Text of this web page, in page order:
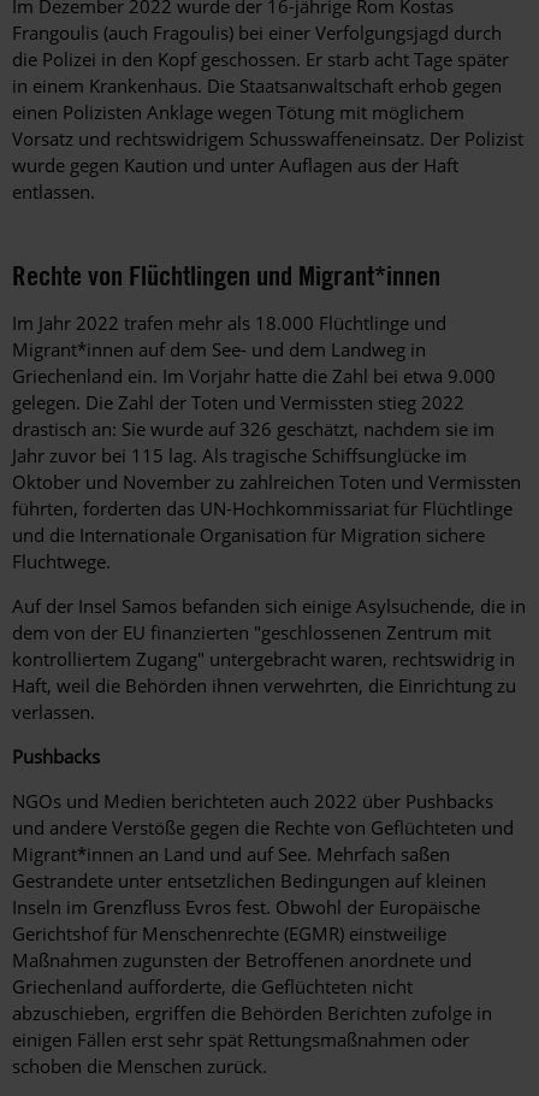
Im Dezember 2022 wurde der 16-jährige Rom Kostas
Frangoulis (auch Fragoulis) bei einer Verfolgungsjagd durch
die Polizei in den Kopf geschossen. Er starb acht Tage später
in einem Krankenhaus. Die Staatsanwaltschaft erhob gegen
einen Polizisten Anklage wegen Tötung mit möglichem
Vorsatz und rechtswidrigem Schusswaffeneinsatz. Der Polizist
wurde gegen Kaution und unter Auflagen aus der Haft
entlassen.
Rechte von Flüchtlingen und Migrant*innen
Im Jahr 2022 trafen mehr als 18.000 Flüchtlinge und
Migrant*innen auf dem See- und dem Landweg in
Griechenland ein. Im Vorjahr hatte die Zahl bei etwa 9.000
gelegen. Die Zahl der Toten und Vermissten stieg 2022
drastisch an: Sie wurde auf 326 geschätzt, nachdem sie im
Jahr zuvor bei 115 lag. Als tragische Schiffsunglücke im
Oktober und November zu zahlreichen Toten und Vermissten
führten, forderten das UN-Hochkommissariat für Flüchtlinge
und die Internationale Organisation für Migration sichere
Fluchtwege.
Auf der Insel Samos befanden sich einige Asylsuchende, die in
dem von der EU finanzierten "geschlossenen Zentrum mit
kontrolliertem Zugang" untergebracht waren, rechtswidrig in
Haft, weil die Behörden ihnen verwehrten, die Einrichtung zu
verlassen.
Pushbacks
NGOs und Medien berichteten auch 2022 über Pushbacks
und andere Verstöße gegen die Rechte von Geflüchteten und
Migrant*innen an Land und auf See. Mehrfach saßen
Gestrandete unter entsetzlichen Bedingungen auf kleinen
Inseln im Grenzfluss Evros fest. Obwohl der Europäische
Gerichtshof für Menschenrechte (EGMR) einstweilige
Maßnahmen zugunsten der Betroffenen anordnete und
Griechenland aufforderte, die Geflüchteten nicht
abzuschieben, ergriffen die Behörden Berichten zufolge in
einigen Fällen erst sehr spät Rettungsmaßnahmen oder
schoben die Menschen zurück.